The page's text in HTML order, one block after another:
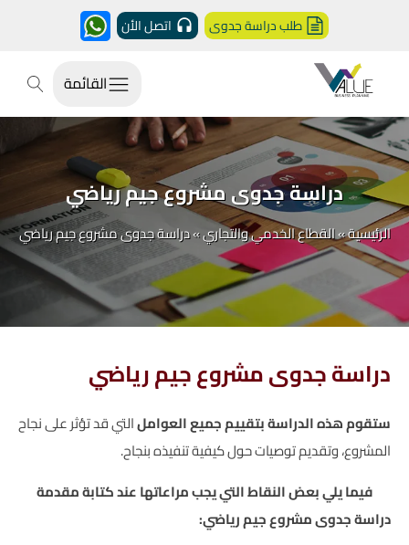
طلب دراسة جدوى اتصل الأن
القائمة
دراسة جدوى مشروع جيم رياضي
الرئيسية»القطاع الخدمي والتجاري»دراسة جدوى مشروع جيم رياضي
دراسة جدوى مشروع جيم رياضي
ستقوم هذه الدراسة بتقييم جميع العواملالتي قد تؤثر على نجاح
المشروع، وتقديم توصيات حول كيفية تنفيذه بنجاح.
فيما يلي بعض النقاط التي يجب مراعاتها عند كتابة مقدمة
دراسة جدوى مشروع جيم رياضي: